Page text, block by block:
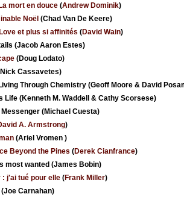
mort en douce (Andrew Dominik)
Noël (Chad Van De Keere)
et plus si affinités (David Wain)
(Jacob Aaron Estes)
(Doug Lodato)
Cassavetes)
Through Chemistry (Geoff Moore & David
Life (Kenneth M. Waddell & Cathy Scorsese)
(Michael Cuesta)
A. Armstrong)
(Ariel Vromen )
Beyond the Pines (Derek Cianfrance)
most wanted (James Bobin)
: j'ai tué pour elle (Frank Miller)
Carnahan)